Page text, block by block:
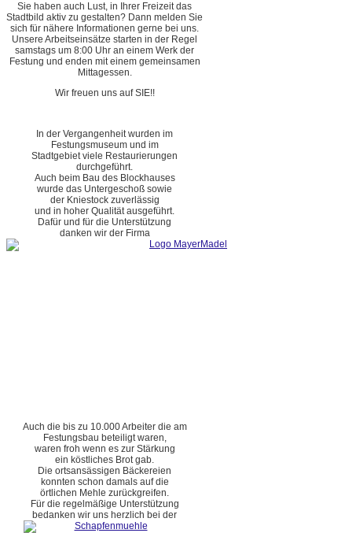
Sie haben auch Lust, in Ihrer Freizeit das
Stadtbild aktiv zu gestalten? Dann melden Sie
sich für nähere Informationen gerne bei uns.
Unsere Arbeitseinsätze starten in der Regel
samstags um 8:00 Uhr an einem Werk der
Festung und enden mit einem gemeinsamen
Mittagessen.
Wir freuen uns auf SIE!!
In der Vergangenheit wurden im
Festungsmuseum und im
Stadtgebiet viele Restaurierungen
durchgeführt.
Auch beim Bau des Blockhauses
wurde das Untergeschoß sowie
der Kniestock zuverlässig
und in hoher Qualität ausgeführt.
Dafür und für die Unterstützung
danken wir der Firma
Auch die bis zu 10.000 Arbeiter die am
Festungsbau beteiligt waren,
waren froh wenn es zur Stärkung
ein köstliches Brot gab.
Die ortsansässigen Bäckereien
konnten schon damals auf die
örtlichen Mehle zurückgreifen.
Für die regelmäßige Unterstützung
bedanken wir uns herzlich bei der